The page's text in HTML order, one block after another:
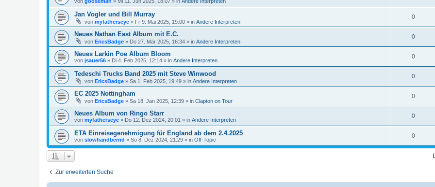
Jan Vogler und Bill Murray
von myfatherseye » Fr 9. Mai 2025, 19:00 » in Andere Interpreten
0
Neues Nathan East Album mit E.C.
von EricsBadge » Do 27. Mär 2025, 16:34 » in Andere Interpreten
0
Neues Larkin Poe Album Bloom
von jsauer56 » Di 4. Feb 2025, 12:14 » in Andere Interpreten
0
Tedeschi Trucks Band 2025 mit Steve Winwood
von EricsBadge » Sa 1. Feb 2025, 19:49 » in Andere Interpreten
0
EC 2025 Nottingham
von EricsBadge » Sa 18. Jan 2025, 12:39 » in Clapton on Tour
0
Neues Album von Ringo Starr
von myfatherseye » Do 12. Dez 2024, 20:01 » in Andere Interpreten
0
ETA Einreisegenehmigung für England ab dem 2.4.2025
von slowhandbernd » So 8. Dez 2024, 21:29 » in Off-Topic
0
Zur erweiterten Suche